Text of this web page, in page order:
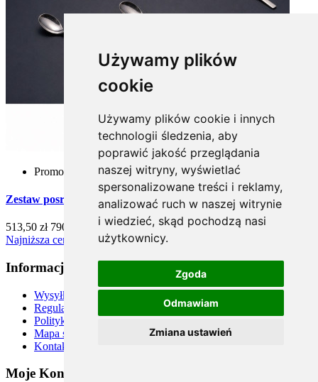
Używamy plików
cookie
Używamy plików cookie i innych
technologii śledzenia, aby
poprawić jakość przeglądania
naszej witryny, wyświetlać
spersonalizowane treści i reklamy,
analizować ruch w naszej witrynie
i wiedzieć, skąd pochodzą nasi
użytkownicy.
Zgoda
Odmawiam
Zmiana ustawień
Promocja
Zestaw posrebrzanych łyżeczek do kawy - 6 szt. (Północny)
513,50 zł 790,00 zł
-35%
Najniższa cena z ostatnich 30 dni przed promocją: 552.50 zł
Informacje
Wysyłka
Regulamin
Polityka prywatności
Mapa strony
Kontakt
Moje Konto